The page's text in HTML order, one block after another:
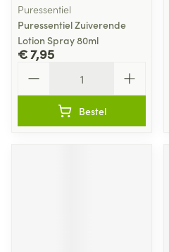
Puressentiel
Puressentiel Zuiverende
Lotion Spray 80ml
€ 7,95
Bestel